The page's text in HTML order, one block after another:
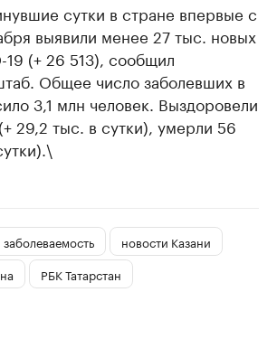
сутки в стране впервые с
выявили менее 27 тыс. новых
19 (+ 26 513), сообщил
Общее число заболевших в
3,1 млн человек. Выздоровели
29,2 тыс. в сутки), умерли 56
заболеваемость
новости Казани
РБК Татарстан